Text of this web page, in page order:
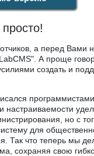
просто!
а перед Вами
А проще
создать и
настраиваемости
но с
для
Так что теперь мы
сохраняя свою